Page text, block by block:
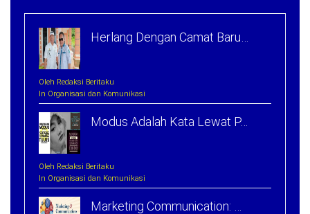
Herlang Dengan Camat Baru…
Oleh Redaksi Beritaku
In Organisasi dan Komunikasi
Modus Adalah Kata Lewat P…
Oleh Redaksi Beritaku
In Organisasi dan Komunikasi
Marketing Communication: …